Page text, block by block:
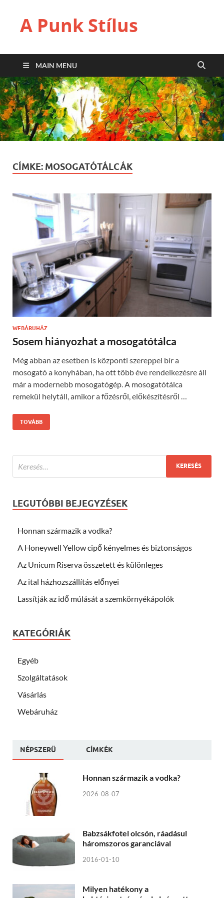
A Punk Stílus
MAIN MENU
CÍMKE: MOSOGATÓTÁLCÁK
WEBÁRUHÁZ
Sosem hiányozhat a mosogatótálca
Még abban az esetben is központi szereppel bír a
mosogató a konyhában, ha ott több éve rendelkezésre áll
már a modernebb mosogatógép. A mosogatótálca
remekül helytáll, amikor a főzésről, előkészítésről …
TOVÁBB
LEGUTÓBBI BEJEGYZÉSEK
Honnan származik a vodka?
A Honeywell Yellow cipő kényelmes és biztonságos
Az Unicum Riserva összetett és különleges
Az ital házhozszállítás előnyei
Lassítják az idő múlását a szemkörnyékápolók
KATEGÓRIÁK
Egyéb
Szolgáltatások
Vásárlás
Webáruház
NÉPSZERÜ CÍMKÉK
Honnan származik a vodka?
2026-08-07
Babzsákfotel olcsón, ráadásul
háromszoros garanciával
2016-01-10
Milyen hatékony a